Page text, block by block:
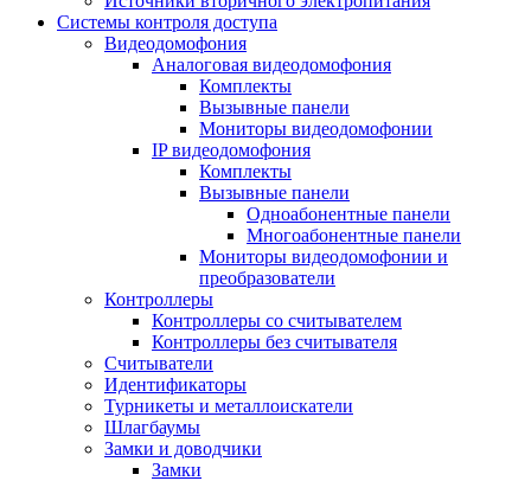
Системы контроля доступа
Видеодомофония
Аналоговая видеодомофония
Комплекты
Вызывные панели
Мониторы видеодомофонии
IP видеодомофония
Комплекты
Вызывные панели
Одноабонентные панели
Многоабонентные панели
Мониторы видеодомофонии и
преобразователи
Контроллеры
Контроллеры со считывателем
Контроллеры без считывателя
Считыватели
Идентификаторы
Турникеты и металлоискатели
Шлагбаумы
Замки и доводчики
Замки